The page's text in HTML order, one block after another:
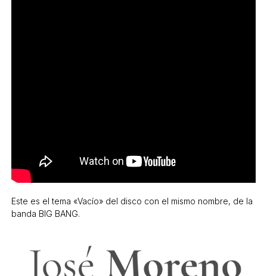
Este es el tema «Vacío» del disco con el mismo nombre, de la
banda BIG BANG.